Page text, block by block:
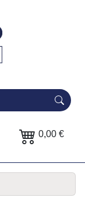
0,00 €